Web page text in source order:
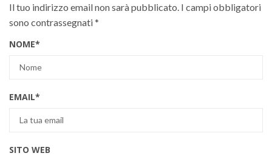
Il tuo indirizzo email non sarà pubblicato. I campi obbligatori
sono contrassegnati*
NOME*
EMAIL*
SITO WEB